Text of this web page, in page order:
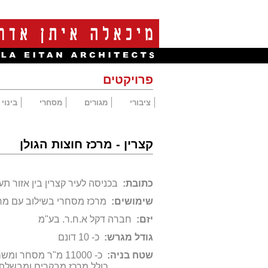
קצרין - מרכז חוצות הגולן
כתובת: בכניסה לעיר קצרין בין אזור
שימושים: מרכז מסחרי בשילוב עם
יזם: חברה דקל א.ח.ר. בע"מ
גודל מגרש: כ- 10 דונם
שטח בניה: כ- 11000 מ"ר מסחר ומשרדים
פרויקטים
ציבורי מגורים מסחרי